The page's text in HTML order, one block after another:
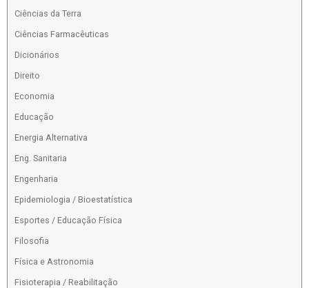
Ciências da Terra
Ciências Farmacêuticas
Dicionários
Direito
Economia
Educação
Energia Alternativa
Eng. Sanitaria
Engenharia
Epidemiologia / Bioestatística
Esportes / Educação Física
Filosofia
Física e Astronomia
Fisioterapia / Reabilitação